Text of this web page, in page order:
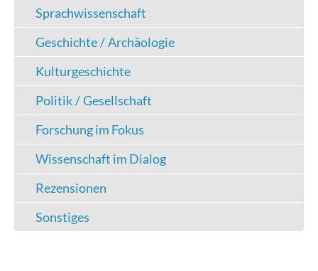
Sprachwissenschaft
Geschichte / Archäologie
Kulturgeschichte
Politik / Gesellschaft
Forschung im Fokus
Wissenschaft im Dialog
Rezensionen
Sonstiges